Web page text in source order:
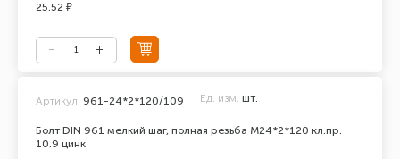
25.52 ₽
Болт DIN 961 мелкий шаг, полная резьба M24*2*120 кл.пр.
10.9 цинк
Артикул: 961-24*2*120/109 Ед. изм. шт.